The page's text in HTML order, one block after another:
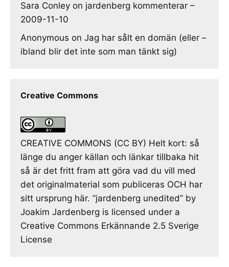
Sara Conley on jardenberg kommenterar –
2009-11-10
Anonymous on Jag har sålt en domän (eller –
ibland blir det inte som man tänkt sig)
Creative Commons
CREATIVE COMMONS (CC BY) Helt kort: så
länge du anger källan och länkar tillbaka hit
så är det fritt fram att göra vad du vill med
det originalmaterial som publiceras OCH har
sitt ursprung här. ”jardenberg unedited” by
Joakim Jardenberg is licensed under a
Creative Commons Erkännande 2.5 Sverige
License